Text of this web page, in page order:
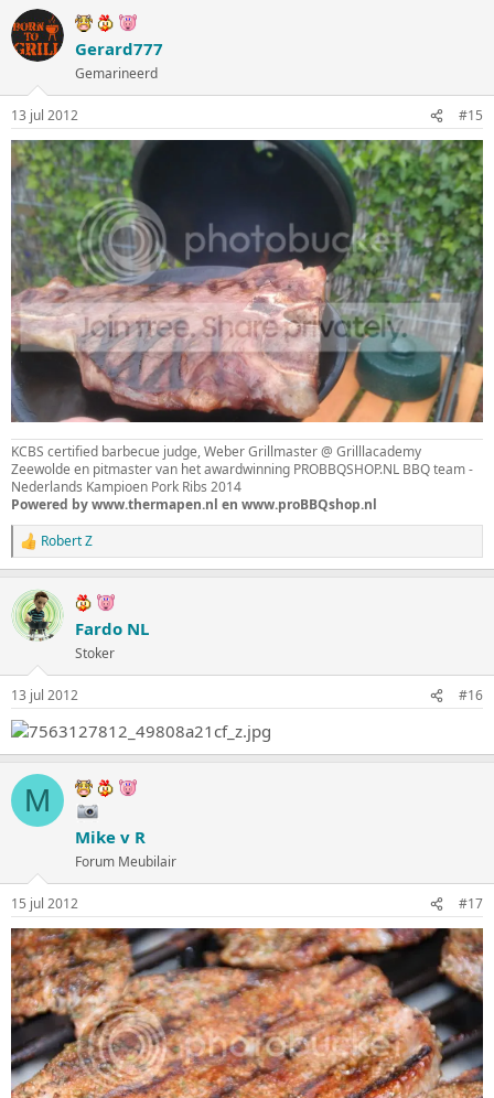
Gerard777
Gemarineerd
13 jul 2012 #15
KCBS certified barbecue judge, Weber Grillmaster @ Grilllacademy
Zeewolde en pitmaster van het awardwinning PROBBQSHOP.NL BBQ team -
Nederlands Kampioen Pork Ribs 2014
Powered by www.thermapen.nl en www.proBBQshop.nl
W
a
r
d
e
i
n
g
e
n
:
Robert Z
Fardo NL
Stoker
13 jul 2012 #16
M
Mike v R
Forum Meubilair
15 jul 2012 #17